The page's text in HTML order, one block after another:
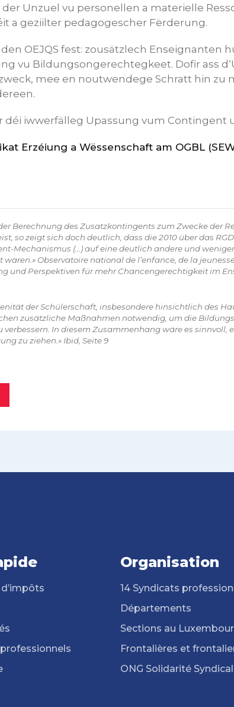
Unzuel vu personellen a materielle
a geziilter pedagogescher Fërderung.
OEJQS fest: zousätzlech Enseignanten
vu Bildungsongerechtegkeet. Dofir ass
mee en noutwendege Schratt hin zu
déi iwwerfälleg Upassung vum Contingent
Erzéiung a Wëssenschaft am OGBL
Berechnung des Zusatzkontingents zum Zwecke der
so zeigt sich doch deutlich, dass die 2010 über das
Mechanismus (…) auf eine deutlich andere und
Observatoire national de l’enfance, de la
und Perspektiven für mehr Chancengerechtigkeit im
der Schülerschaft, insbesondere hinsichtlich des
zusätzliche Maßnahmen notwendig, um die
In diesem Zusammenhang wäre es sinnvoll,
zu ziehen.» Ibid, Seite 9
Organisation
14 Syndicats
Départements
Sections au
Frontalières et
ONG Solidarité